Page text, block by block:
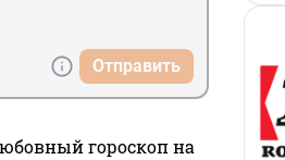
Отправить
гороскоп на